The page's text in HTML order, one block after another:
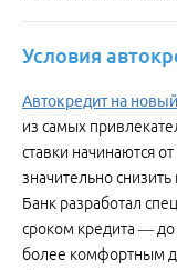
Условия
Автокредит на
из самых
ставки начинаются
значительно
Банк разработал
сроком кредита — до
более комфортным